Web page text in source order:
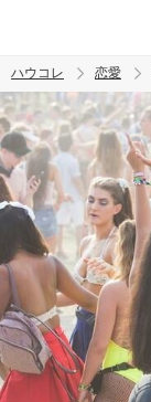
トレンド ワード
恋愛
ハウコレ 恋愛